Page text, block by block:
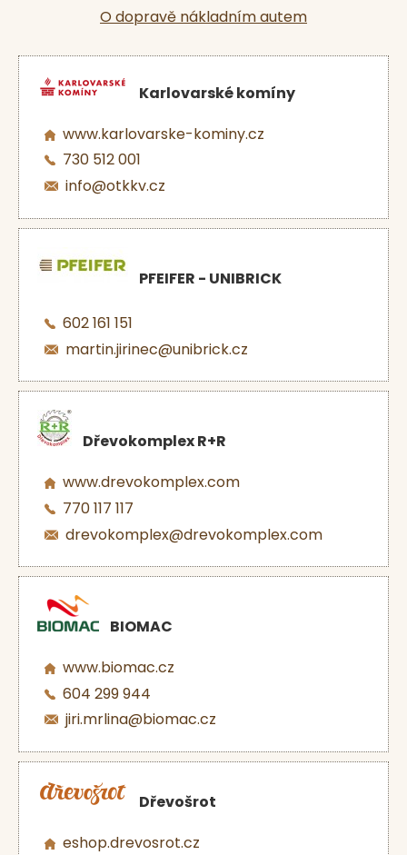
O dopravě nákladním autem
Karlovarské komíny
www.karlovarske-kominy.cz
730 512 001
info@otkkv.cz
PFEIFER - UNIBRICK
602 161 151
martin.jirinec@unibrick.cz
Dřevokomplex R+R
www.drevokomplex.com
770 117 117
drevokomplex@drevokomplex.com
BIOMAC
www.biomac.cz
604 299 944
jiri.mrlina@biomac.cz
Dřevošrot
eshop.drevosrot.cz